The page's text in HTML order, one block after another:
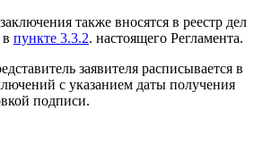
также вносятся в реестр дел
пункте 3.3.2. настоящего Регламента.
заявителя расписывается в
с указанием даты получения
подписи.